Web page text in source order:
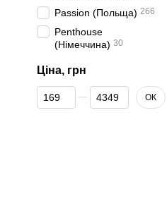
Passion (Польща) 266
Penthouse
(Німеччина) 30
Ціна, грн
Від Ціна, грн
До Ціна, грн ОК